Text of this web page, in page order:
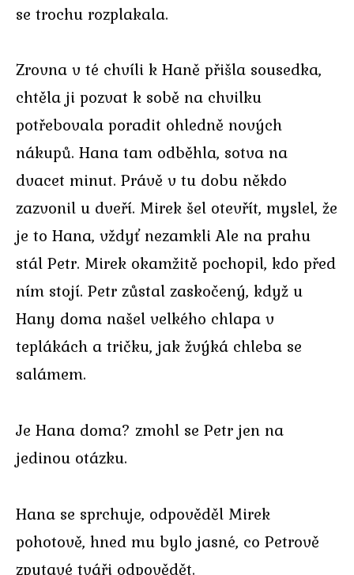
se trochu rozplakala.
Zrovna v té chvíli k Haně přišla sousedka,
chtěla ji pozvat k sobě na chvilku
potřebovala poradit ohledně nových
nákupů. Hana tam odběhla, sotva na
dvacet minut. Právě v tu dobu někdo
zazvonil u dveří. Mirek šel otevřít, myslel, že
je to Hana, vždyť nezamkli Ale na prahu
stál Petr. Mirek okamžitě pochopil, kdo před
ním stojí. Petr zůstal zaskočený, když u
Hany doma našel velkého chlapa v
teplákách a tričku, jak žvýká chleba se
salámem.
Je Hana doma? zmohl se Petr jen na
jedinou otázku.
Hana se sprchuje, odpověděl Mirek
pohotově, hned mu bylo jasné, co Petrově
zpytavé tváři odpovědět.